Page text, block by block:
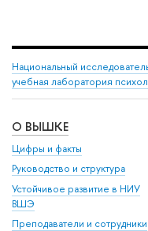
Национальный
учебная лаборатория
О ВЫШКЕ
Цифры и факты
Руководство и структура
Устойчивое развитие в НИУ
ВШЭ
Преподаватели и сотрудники